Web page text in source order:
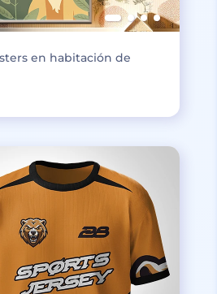
en habitación de